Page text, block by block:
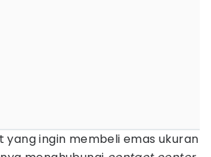
yang ingin membeli emas ukuran